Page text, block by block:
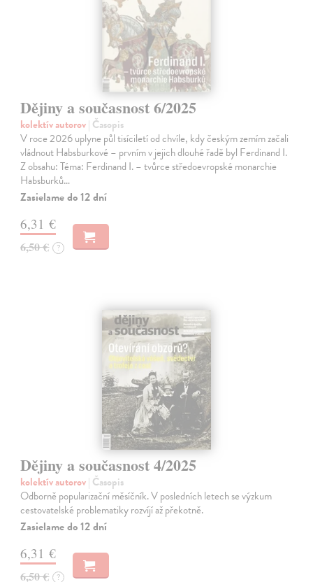
Dějiny a současnost 6/2025
kolektív autorov| Časopis
V roce 2026 uplyne půl tisíciletí od chvíle, kdy českým zemím začali
vládnout Habsburkové – prvním v jejich dlouhé řadě byl Ferdinand I.
Z obsahu: Téma: Ferdinand I. – tvůrce středoevropské monarchie
Habsburků…
Zasielame do 12 dní
6,31 €
6,50 € ?
Dějiny a současnost 4/2025
kolektív autorov| Časopis
Odborně popularizační měsíčník. V posledních letech se výzkum
cestovatelské problematiky rozvíjí až překotně.
Zasielame do 12 dní
6,31 €
6,50 € ?